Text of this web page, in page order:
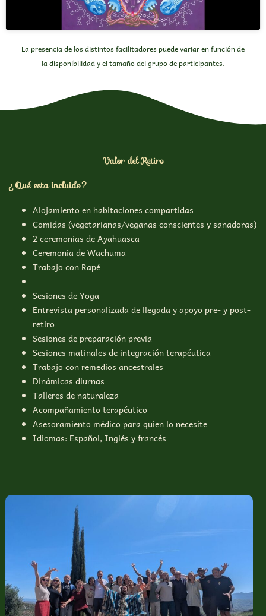
La presencia de los distintos facilitadores puede variar en función de
la disponibilidad y el tamaño del grupo de participantes.
Valor del Retiro
¿Qué esta incluido?
Alojamiento en habitaciones compartidas
Comidas (vegetarianas/veganas conscientes y sanadoras)
2 ceremonias de Ayahuasca
Ceremonia de Wachuma
Trabajo con Rapé
Sesiones de Yoga
Entrevista personalizada de llegada y apoyo pre- y post-
retiro
Sesiones de preparación previa
Sesiones matinales de integración terapéutica
Trabajo con remedios ancestrales
Dinámicas diurnas
Talleres de naturaleza
Acompañamiento terapéutico
Asesoramiento médico para quien lo necesite
Idiomas: Español, Inglés y francés